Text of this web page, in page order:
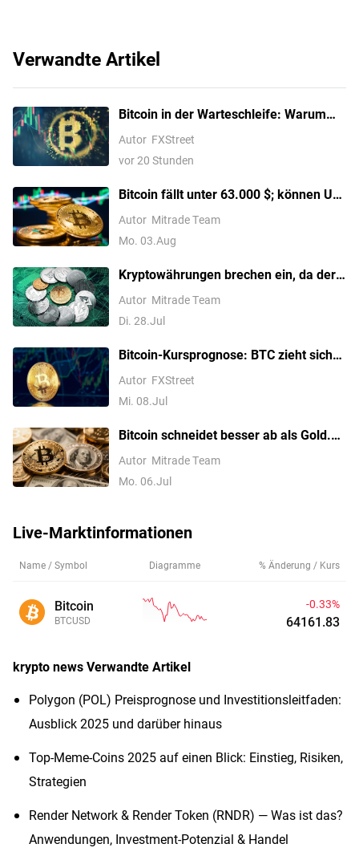
Verwandte Artikel
Bitcoin in der Warteschleife: Warum
der nächste große Ausbruch noch auf
sich warten könnte
Autor FXStreet
vor 20 Stunden
Bitcoin fällt unter 63.000 $; können US-
Iran-Verhandlungen den Abwärtstrend
umkehren?
Autor Mitrade Team
Mo. 03.Aug
Kryptowährungen brechen ein, da der
Senat den CLARITY Act verzögert;
Bitcoin fällt unter 65.000 $
Autor Mitrade Team
Di. 28.Jul
Bitcoin-Kursprognose: BTC zieht sich
zurück, da neue US-Iran-Spannungen
die Risikobereitschaft dämpfen
Autor FXStreet
Mi. 08.Jul
Bitcoin schneidet besser ab als Gold.
BTC-Kurs steigt den fünften Tag in
Folge und durchbricht 63.000 $, was ist
Autor Mitrade Team
Mo. 06.Jul
Live-Marktinformationen
Name / Symbol Diagramme % Änderung / Kurs
Bitcoin
BTCUSD
-0.33%
64161.83
krypto newsVerwandte Artikel
Polygon (POL) Preisprognose und Investitionsleitfaden:
Ausblick 2025 und darüber hinaus
Top-Meme-Coins 2025 auf einen Blick: Einstieg, Risiken,
Strategien
Render Network & Render Token (RNDR) — Was ist das?
Anwendungen, Investment-Potenzial & Handel